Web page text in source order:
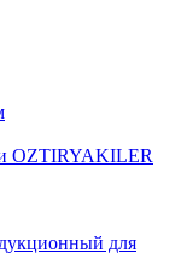
OZTIRYAKILER
для